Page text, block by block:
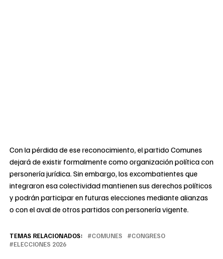
Con la pérdida de ese reconocimiento, el partido Comunes
dejará de existir formalmente como organización política con
personería jurídica. Sin embargo, los excombatientes que
integraron esa colectividad mantienen sus derechos políticos
y podrán participar en futuras elecciones mediante alianzas
o con el aval de otros partidos con personería vigente.
TEMAS RELACIONADOS: COMUNES
CONGRESO
ELECCIONES 2026